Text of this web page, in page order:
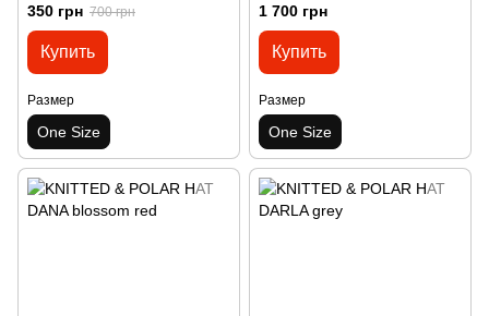
350 грн 700 грн
Купить
Размер
One Size
1 700 грн
Купить
Размер
One Size